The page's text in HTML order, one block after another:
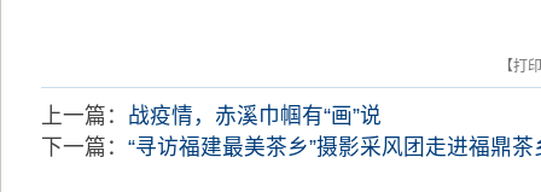
【打
上一篇： 战疫情，赤溪巾帼有“画”说
下一篇：“寻访福建最美茶乡”摄影采风团走进福鼎茶